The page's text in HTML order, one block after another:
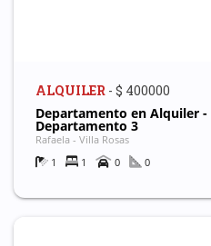
ALQUILER - $ 400000
Departamento en Alquiler -
Departamento 3
Rafaela - Villa Rosas
1
1 0 0